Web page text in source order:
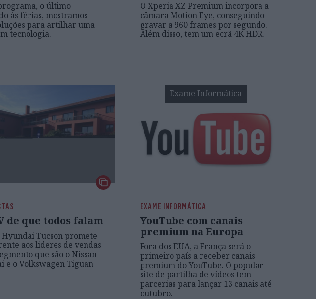
o último
às férias, mostramos
para artilhar uma
tecnologia.
O Xperia XZ Premium incorpora a
câmara Motion Eye, conseguindo
gravar a 960 frames por segundo.
Além disso, tem um ecrã 4K HDR.
de que todos falam
Hyundai Tucson promete
aos lideres de vendas
que são o Nissan
e o Volkswagen Tiguan
Exame Informática
EXAME INFORMÁTICA
YouTube com canais
premium na Europa
Fora dos EUA, a França será o
primeiro país a receber canais
premium do YouTube. O popular
site de partilha de vídeos tem
parcerias para lançar 13 canais até
outubro.